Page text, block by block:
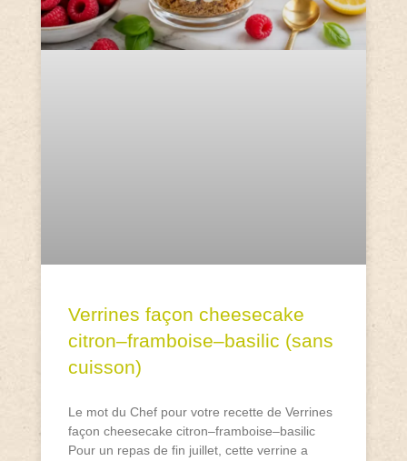
Verrines façon cheesecake
citron–framboise–basilic (sans
cuisson)
Le mot du Chef pour votre recette de Verrines
façon cheesecake citron–framboise–basilic
Pour un repas de fin juillet, cette verrine a